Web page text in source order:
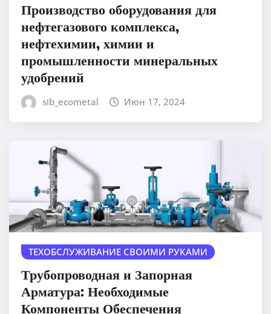
Производство оборудования для
нефтегазового комплекса,
нефтехимии, химии и
промышленности минеральных
удобрений
sib_ecometal Июн 17, 2024
ТЕХОБСЛУЖИВАНИЕ СВОИМИ РУКАМИ
Трубопроводная и Запорная
Арматура: Необходимые
Компоненты Обеспечения